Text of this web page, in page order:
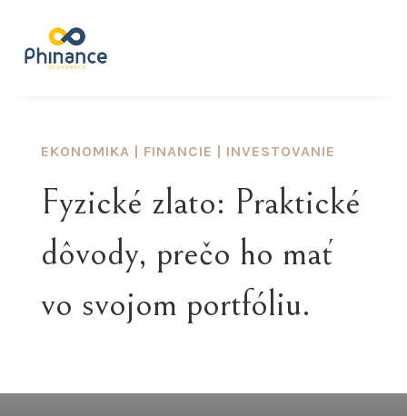
EKONOMIKA | FINANCIE | INVESTOVANIE
Fyzické zlato: Praktické
dôvody, prečo ho mať
vo svojom portfóliu.